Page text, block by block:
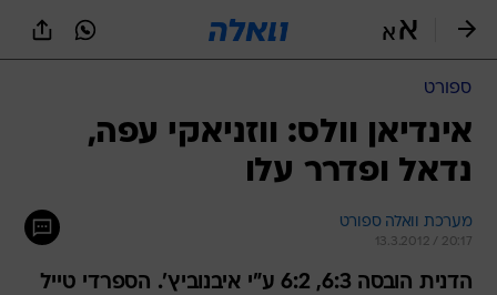
ספורט
אינדיאן וולס: ווזניאקי עפה,
נדאל ופדרר עלו
מערכת וואלה ספורט
13.3.2012 / 20:17
הדנית הובסה 6:3, 6:2 ע"י איבנוביץ'. הספרדי טייל